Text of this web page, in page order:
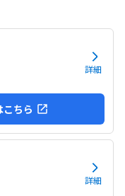
詳細
ちら
詳細